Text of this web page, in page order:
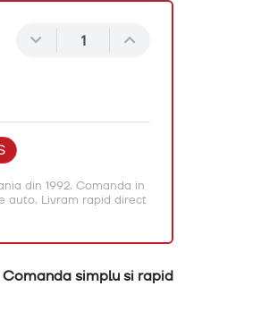
din 1992. Comanda in
auto. Livram rapid direct
Comanda simplu si rapid